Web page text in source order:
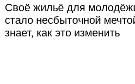
Своё жильё для
стало несбыточной
знает, как это изменить